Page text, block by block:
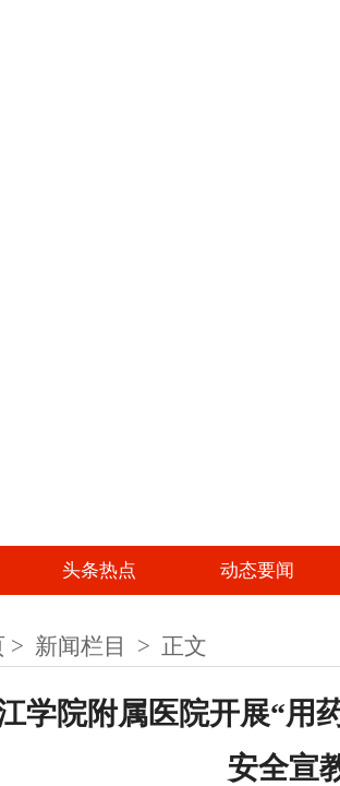
头条热点 动态要闻
> 新闻栏目 > 正文
学院附属医院开展“用
安全宣